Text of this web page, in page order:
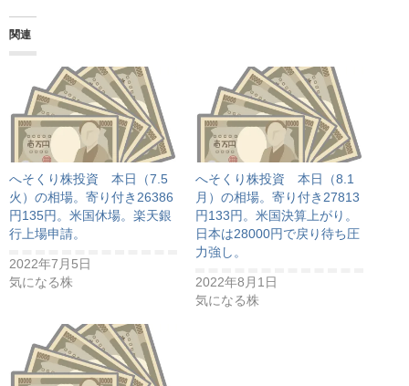
関連
へそくり株投資 本日（7.5
火）の相場。寄り付き26386
円135円。米国休場。楽天銀
行上場申請。
2022年7月5日
気になる株
へそくり株投資 本日（8.1
月）の相場。寄り付き27813
円133円。米国決算上がり。
日本は28000円で戻り待ち圧
力強し。
2022年8月1日
気になる株